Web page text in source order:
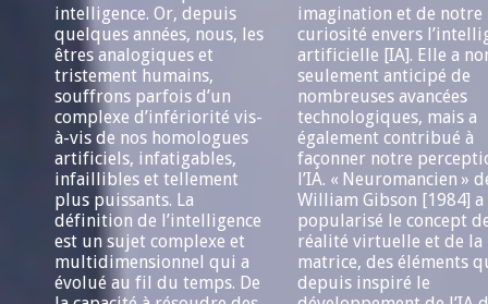
intelligence. Or, depuis
quelques années, nous, les
êtres analogiques et
tristement humains,
souffrons parfois d’un
complexe d’infériorité vis-
à-vis de nos homologues
artificiels, infatigables,
infaillibles et tellement
plus puissants. La
définition de l’intelligence
est un sujet complexe et
multidimensionnel qui a
évolué au fil du temps. De
imagination et de notre
curiosité envers
artificielle [IA]. Elle a
seulement anticipé de
nombreuses avancées
technologiques, mais a
également contribué à
façonner notre
l’IA. « Neuromancien »
William Gibson [1984] a
popularisé le concept
réalité virtuelle et de la
matrice, des éléments
depuis inspiré le